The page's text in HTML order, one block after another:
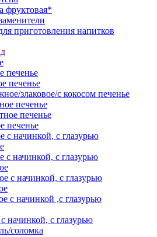
фруктовая*
приготовления напитков
печенье
печенье
злаковое/с кокосом печенье
печенье
печенье
печенье
с начинкой, с глазурью
с начинкой, с глазурью
с начинкой, с глазурью
с начинкой ,с глазурью
начинкой, с глазурью
соломка